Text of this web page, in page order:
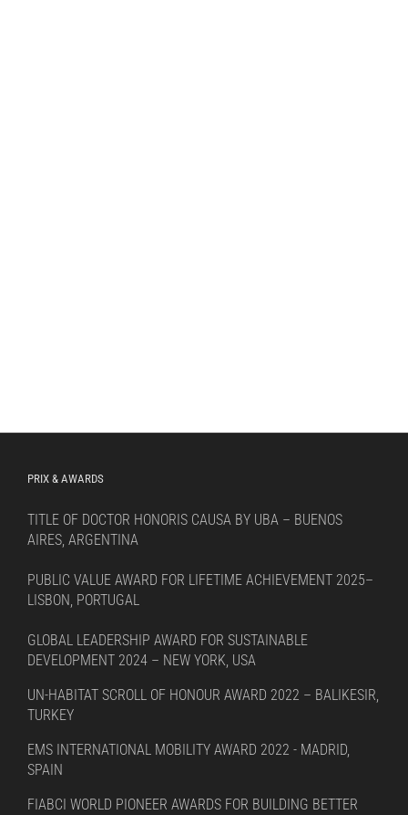
PRIX & AWARDS
TITLE OF DOCTOR HONORIS CAUSA BY UBA – BUENOS
AIRES, ARGENTINA
PUBLIC VALUE AWARD FOR LIFETIME ACHIEVEMENT 2025–
LISBON, PORTUGAL
GLOBAL LEADERSHIP AWARD FOR SUSTAINABLE
DEVELOPMENT 2024 – NEW YORK, USA
UN-HABITAT SCROLL OF HONOUR AWARD 2022 – BALIKESIR,
TURKEY
EMS INTERNATIONAL MOBILITY AWARD 2022 - MADRID,
SPAIN
FIABCI WORLD PIONEER AWARDS FOR BUILDING BETTER